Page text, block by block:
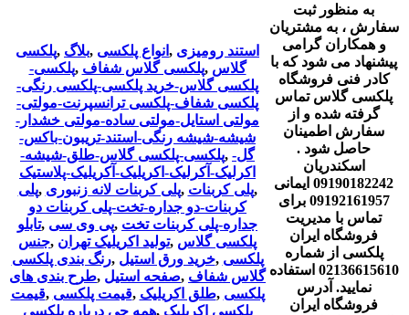
به منظور ثبت
سفارش ، به مشتریان
و همکاران گرامی
پیشنهاد می شود که با
کادر فنی فروشگاه
پلکسی گلاس تماس
گرفته شده و از
سفارش اطمینان
حاصل شود .
اسکندریان
09190182242 ایمانی
09192161957 برای
تماس با مدیریت
فروشگاه ایران
پلکسی از شماره
02136615610 استفاده
نمایید. آدرس
فروشگاه ایران
استند رومیزی , انواع پلکسی ,بلاگ ,پلکسی
گلاس ,پلکسی گلاس شفاف ,پلکسی-
پلکسی گلاس-خرید پلکسی-پلکسی رنگی-
پلکسی شفاف-پلکسی ترانسپرنت-مولتی-
مولتی استایل-مولتی ساده-مولتی خشدار-
شیشه-شیشه رنگی-استند-تریبون-باکس-
گل- ,پلکسی-پلکسی گلاس-طلق-شیشه-
اکرلیک-آکرلیک-اکریلیک-آکریلیک-پلاستیک
,پلی کربنات ,پلی کربنات لانه زنبوری ,پلی
کربنات-دو جداره-تخت-پلی کربنات دو
جداره-پلی کربنات تخت ,پی وی سی ,تابلو
پلکسی گلاس ,تولید اکریلیک تهران ,جنس
پلکسی ,خرید ورق استیل ,رنگ بندی پلکسی
گلاس شفاف ,صفحه استیل ,طرح بندی های
پلکسی ,طلق اکریلیک ,قیمت پلکسی ,قیمت
پلکسی اکریلیک ,همه چی درباره پلکسی